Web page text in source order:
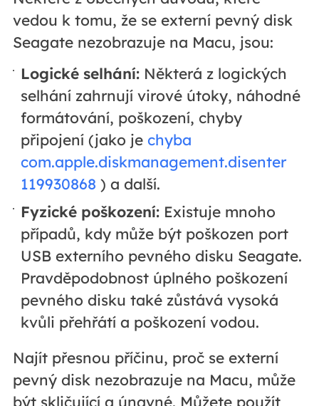
vedou k tomu, že se externí pevný disk
Seagate nezobrazuje na Macu, jsou:
Logické selhání: Některá z logických
selhání zahrnují virové útoky, náhodné
formátování, poškození, chyby
připojení (jako jechyba
com.apple.diskmanagement.disenter
119930868 ) a další.
Fyzické poškození: Existuje mnoho
případů, kdy může být poškozen port
USB externího pevného disku Seagate.
Pravděpodobnost úplného poškození
pevného disku také zůstává vysoká
kvůli přehřátí a poškození vodou.
Najít přesnou příčinu, proč se externí
pevný disk nezobrazuje na Macu, může
být skličující a únavné. Můžete použít